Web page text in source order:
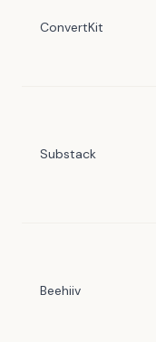
ConvertKit
Substack
Beehiiv